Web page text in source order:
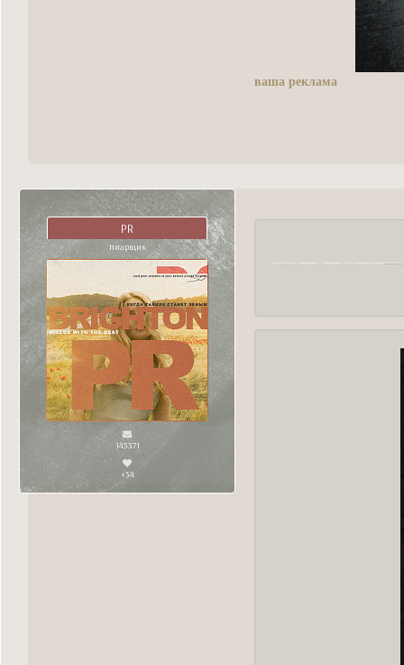
ваша реклама
PR
пиарщик
143371
+34